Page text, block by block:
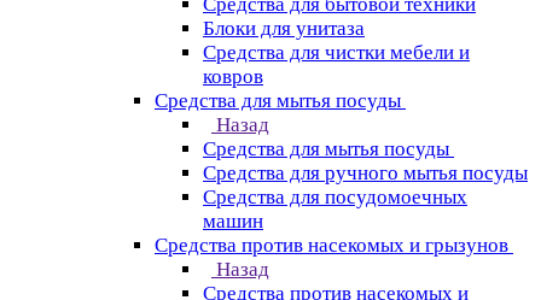
Блоки для унитаза
Средства для чистки мебели и
ковров
Средства для мытья посуды
Назад
Средства для мытья посуды
Средства для ручного мытья посуды
Средства для посудомоечных
машин
Средства против насекомых и грызунов
Назад
Средства против насекомых и